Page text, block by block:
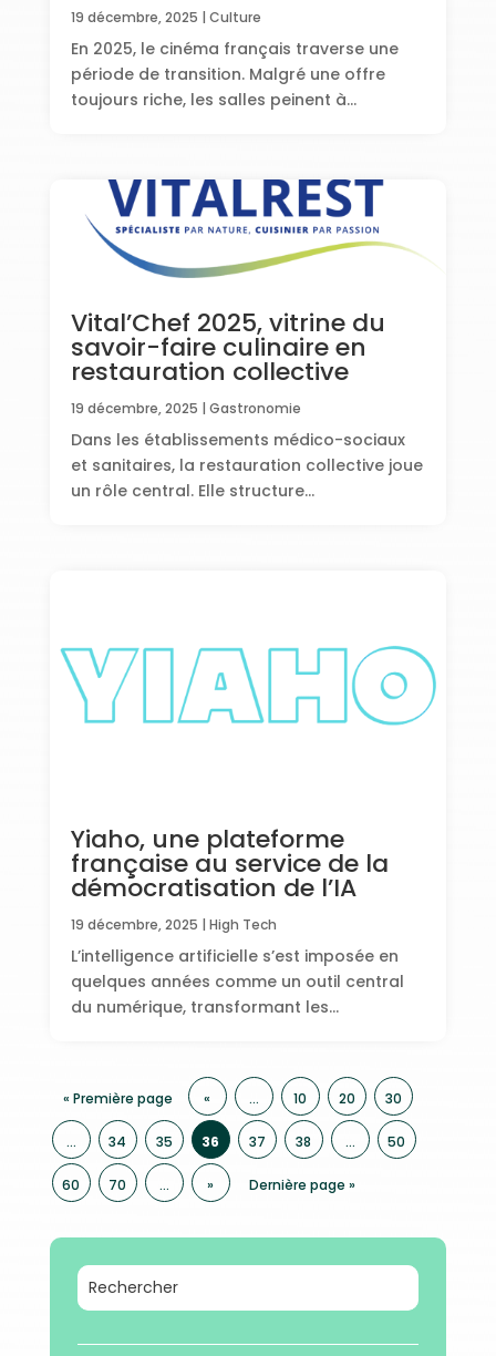
19 décembre, 2025 | Culture
En 2025, le cinéma français traverse une
période de transition. Malgré une offre
toujours riche, les salles peinent à...
Vital’Chef 2025, vitrine du
savoir-faire culinaire en
restauration collective
19 décembre, 2025 | Gastronomie
Dans les établissements médico-sociaux
et sanitaires, la restauration collective joue
un rôle central. Elle structure...
Yiaho, une plateforme
française au service de la
démocratisation de l’IA
19 décembre, 2025 | High Tech
L’intelligence artificielle s’est imposée en
quelques années comme un outil central
du numérique, transformant les...
« Première page « … 10 20 30
… 34 35 36 37 38 … 50
60 70 … » Dernière page »